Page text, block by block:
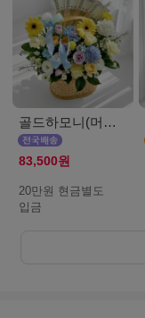
골드하모니(머니_20만원)
83,500원
20만원 현금별도
입금